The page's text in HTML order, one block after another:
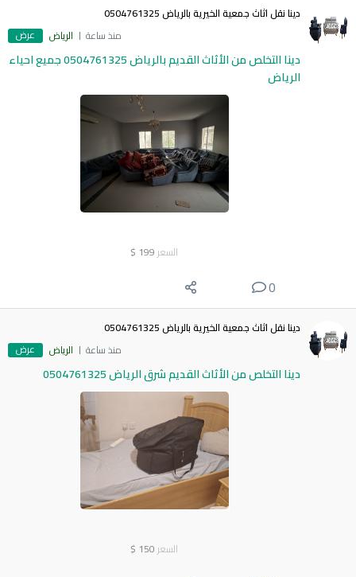
دينا نقل اثاث جمعية الخيرية بالرياض 0504761325
منذ ساعة
الرياض عرض
دينا التخلص من الأثاث القديم بالرياض 0504761325 جميع احياء
الرياض
السعر 199
$
0
دينا نقل اثاث جمعية الخيرية بالرياض 0504761325
منذ ساعة
الرياض عرض
دينا التخلص من الأثاث القديم شرق الرياض 0504761325
السعر 150
$